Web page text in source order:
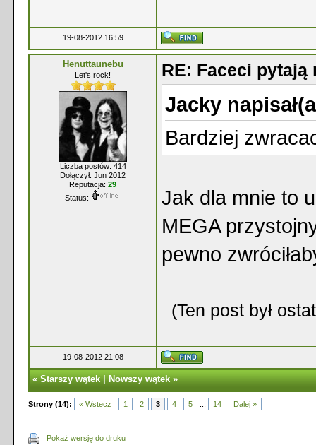
19-08-2012 16:59
Henuttaunebu
Let's rock!
Liczba postów: 414
Dołączył: Jun 2012
Reputacja: 29
Status:
RE: Faceci pytają
Jacky
Bardziej
Jak dla mnie to
MEGA
pewno
(Ten post był
19-08-2012 21:08
«Starszy wątek|Nowszy wątek»
Strony (14): « Wstecz 1 2 3 4 5 14 Dalej »
Pokaż wersję do druku